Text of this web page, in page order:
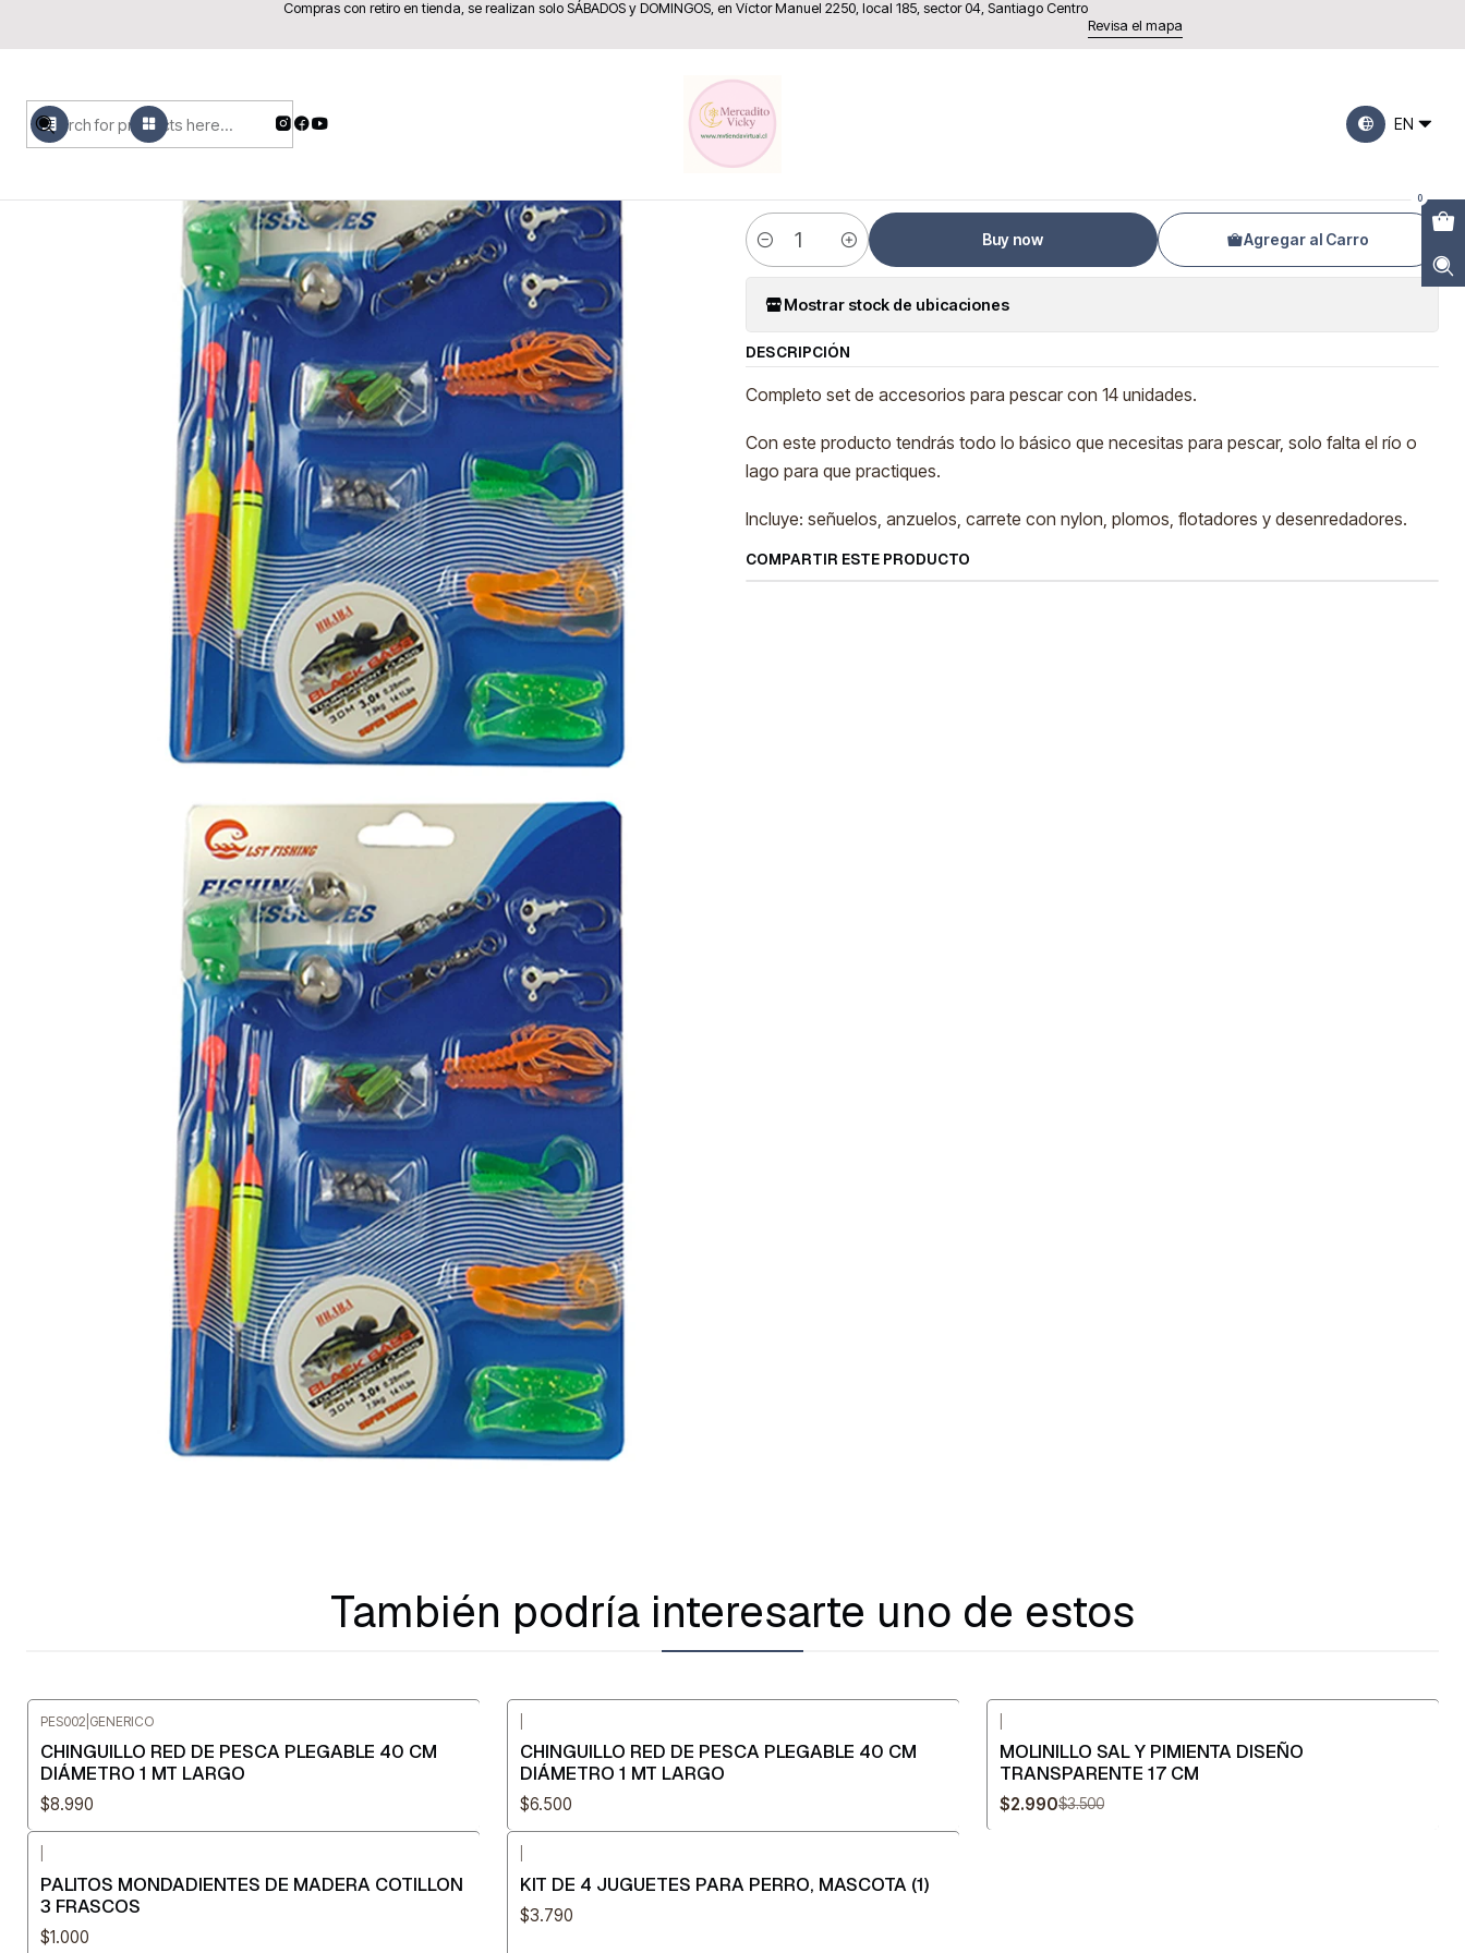
MENU PRODUCTOS EN
0
Compras con retiro en tienda, se realizan solo SÁBADOS y DOMINGOS, en Víctor Manuel 2250, local 185, sector 04, Santiago Centro
Revisa el mapa
Artículos Deportivos, Camping y Pesca Set De Pesca Completo 14 Accesorios Para Pescar
Set De Pesca Completo 14
Accesorios Para Pescar
Cantidad
Agregar al Carro
Buy now
Mostrar stock de ubicaciones
DESCRIPCIÓN
Completo set de accesorios para pescar con 14 unidades.
Con este producto tendrás todo lo básico que necesitas para pescar, solo falta el río o
lago para que practiques.
Incluye: señuelos, anzuelos, carrete con nylon, plomos, flotadores y desenredadores.
COMPARTIR ESTE PRODUCTO
También podría interesarte uno de estos
PES002 GENERICO
CHINGUILLO RED DE PESCA PLEGABLE 40 CM
DIÁMETRO 1 MT LARGO
$8.990
CHINGUILLO RED DE PESCA PLEGABLE 40 CM
DIÁMETRO 1 MT LARGO
$6.500
MOLINILLO SAL Y PIMIENTA DISEÑO
TRANSPARENTE 17 CM
$2.990$3.500
PALITOS MONDADIENTES DE MADERA COTILLON
3 FRASCOS
$1.000
KIT DE 4 JUGUETES PARA PERRO, MASCOTA (1)
$3.790